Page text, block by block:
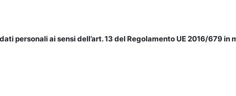
personali ai sensi dell’art. 13 del Regolamento UE 2016/679